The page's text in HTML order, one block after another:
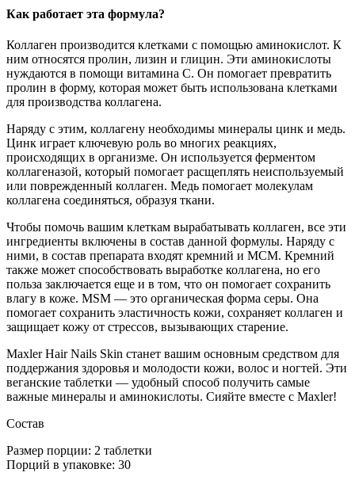
Как работает эта формула?
Коллаген производится клетками с помощью аминокислот. К
ним относятся пролин, лизин и глицин. Эти аминокислоты
нуждаются в помощи витамина С. Он помогает превратить
пролин в форму, которая может быть использована клетками
для производства коллагена.
Наряду с этим, коллагену необходимы минералы цинк и медь.
Цинк играет ключевую роль во многих реакциях,
происходящих в организме. Он используется ферментом
коллагеназой, который помогает расщеплять неиспользуемый
или поврежденный коллаген. Медь помогает молекулам
коллагена соединяться, образуя ткани.
Чтобы помочь вашим клеткам вырабатывать коллаген, все эти
ингредиенты включены в состав данной формулы. Наряду с
ними, в состав препарата входят кремний и МСМ. Кремний
также может способствовать выработке коллагена, но его
польза заключается еще и в том, что он помогает сохранить
влагу в коже. MSM — это органическая форма серы. Она
помогает сохранить эластичность кожи, сохраняет коллаген и
защищает кожу от стрессов, вызывающих старение.
Maxler Hair Nails Skin станет вашим основным средством для
поддержания здоровья и молодости кожи, волос и ногтей. Эти
веганские таблетки — удобный способ получить самые
важные минералы и аминокислоты. Сияйте вместе с Maxler!
Состав
Размер порции: 2 таблетки
Порций в упаковке: 30